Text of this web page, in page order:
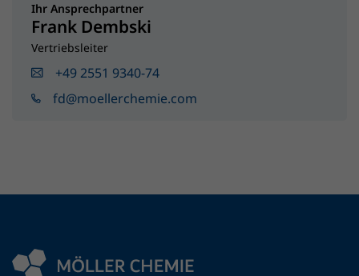
Ihr Ansprechpartner
Frank Dembski
Vertriebsleiter
+49 2551 9340-74
fd@moellerchemie.com